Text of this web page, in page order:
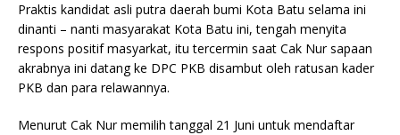
Praktis kandidat asli putra daerah bumi Kota Batu selama ini
dinanti – nanti masyarakat Kota Batu ini, tengah menyita
respons positif masyarkat, itu tercermin saat Cak Nur sapaan
akrabnya ini datang ke DPC PKB disambut oleh ratusan kader
PKB dan para relawannya.
Menurut Cak Nur memilih tanggal 21 Juni untuk mendaftar